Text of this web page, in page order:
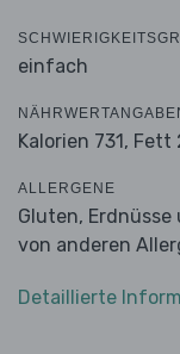
einfach
Kalorien 731, Fett
ALLERGENE
Gluten,
von anderen
Detaillierte